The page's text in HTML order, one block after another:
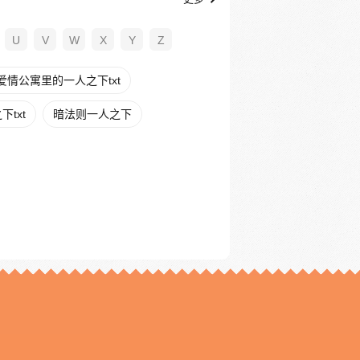
U V W X Y Z
情公寓里的一人之下txt
下txt 暗法则一人之下